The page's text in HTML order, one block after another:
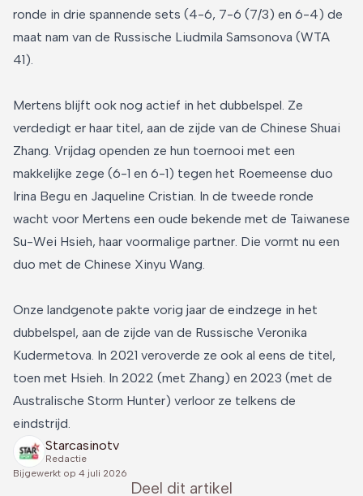
ronde in drie spannende sets (4-6, 7-6 (7/3) en 6-4) de
maat nam van de Russische Liudmila Samsonova (WTA
41).
Mertens blijft ook nog actief in het dubbelspel. Ze
verdedigt er haar titel, aan de zijde van de Chinese Shuai
Zhang. Vrijdag openden ze hun toernooi met een
makkelijke zege (6-1 en 6-1) tegen het Roemeense duo
Irina Begu en Jaqueline Cristian. In de tweede ronde
wacht voor Mertens een oude bekende met de Taiwanese
Su-Wei Hsieh, haar voormalige partner. Die vormt nu een
duo met de Chinese Xinyu Wang.
Onze landgenote pakte vorig jaar de eindzege in het
dubbelspel, aan de zijde van de Russische Veronika
Kudermetova. In 2021 veroverde ze ook al eens de titel,
toen met Hsieh. In 2022 (met Zhang) en 2023 (met de
Australische Storm Hunter) verloor ze telkens de
eindstrijd.
Starcasinotv
Redactie
Bijgewerkt op 4 juli 2026
Deel dit artikel